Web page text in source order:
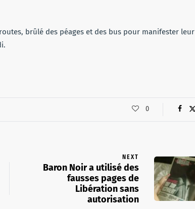
brûlé des péages et des bus pour manifester leur
0
NEXT
Baron Noir a utilisé des
fausses pages de
Libération sans
autorisation